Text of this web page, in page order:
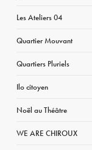
Les Ateliers 04
Quartier Mouvant
Quartiers Pluriels
Ilo citoyen
Noël au Théâtre
WE ARE CHIROUX